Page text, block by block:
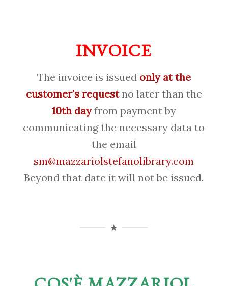
INVOICE
The invoice is issued only at the
customer's requestno later than the
10th dayfrom payment by
communicating the necessary data to
the email
sm@mazzariolstefanolibrary.com
Beyond that date it will not be issued.